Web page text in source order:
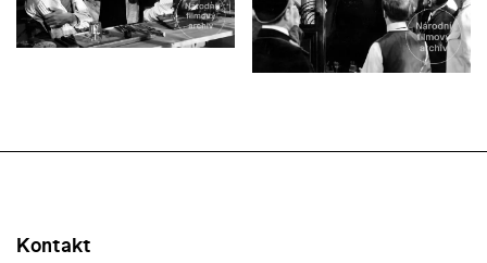
Kontakt